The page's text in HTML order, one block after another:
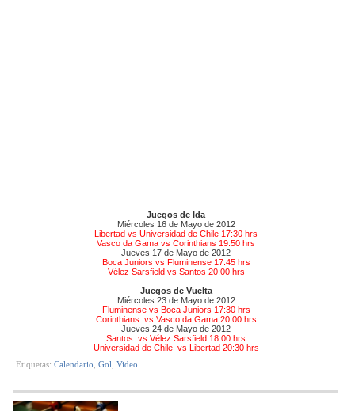
Juegos de Ida
Miércoles 16 de Mayo de 2012
Libertad vs Universidad de Chile 17:30 hrs
Vasco da Gama vs Corinthians 19:50 hrs
Jueves 17 de Mayo de 2012
Boca Juniors vs Fluminense 17:45 hrs
Vélez Sarsfield vs Santos 20:00 hrs
Juegos de Vuelta
Miércoles 23 de Mayo de 2012
Fluminense vs Boca Juniors 17:30 hrs
Corinthians vs Vasco da Gama 20:00 hrs
Jueves 24 de Mayo de 2012
Santos vs Vélez Sarsfield 18:00 hrs
Universidad de Chile vs Libertad 20:30 hrs
Etiquetas: Calendario Gol Video